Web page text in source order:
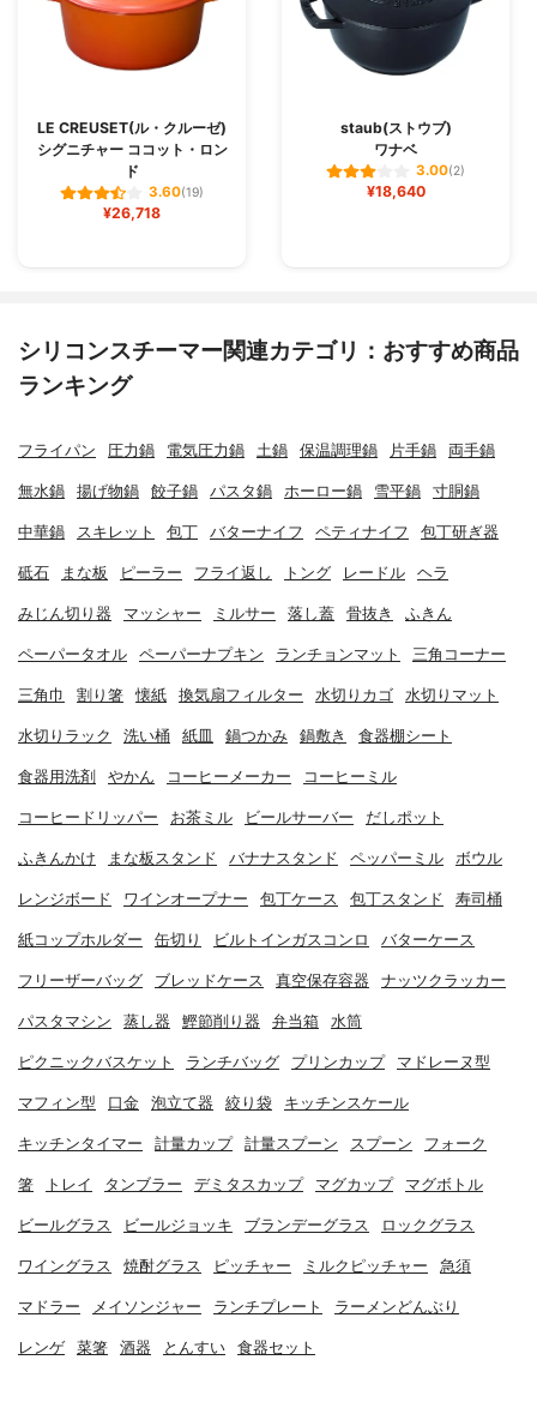
LE CREUSET(ル・クルーゼ)
シグニチャー ココット・ロン
ド
3.60(19)
¥26,718
staub(ストウブ)
ワナベ
3.00(2)
¥18,640
シリコンスチーマー関連カテゴリ：おすすめ商品
ランキング
フライパン 圧力鍋 電気圧力鍋 土鍋 保温調理鍋 片手鍋 両手鍋
無水鍋 揚げ物鍋 餃子鍋 パスタ鍋 ホーロー鍋 雪平鍋 寸胴鍋
中華鍋 スキレット 包丁 バターナイフ ペティナイフ 包丁研ぎ器
砥石 まな板 ピーラー フライ返し トング レードル ヘラ
みじん切り器 マッシャー ミルサー 落し蓋 骨抜き ふきん
ペーパータオル ペーパーナプキン ランチョンマット 三角コーナー
三角巾 割り箸 懐紙 換気扇フィルター 水切りカゴ 水切りマット
水切りラック 洗い桶 紙皿 鍋つかみ 鍋敷き 食器棚シート
食器用洗剤 やかん コーヒーメーカー コーヒーミル
コーヒードリッパー お茶ミル ビールサーバー だしポット
ふきんかけ まな板スタンド バナナスタンド ペッパーミル ボウル
レンジボード ワインオープナー 包丁ケース 包丁スタンド 寿司桶
紙コップホルダー 缶切り ビルトインガスコンロ バターケース
フリーザーバッグ ブレッドケース 真空保存容器 ナッツクラッカー
パスタマシン 蒸し器 鰹節削り器 弁当箱 水筒
ピクニックバスケット ランチバッグ プリンカップ マドレーヌ型
マフィン型 口金 泡立て器 絞り袋 キッチンスケール
キッチンタイマー 計量カップ 計量スプーン スプーン フォーク
箸 トレイ タンブラー デミタスカップ マグカップ マグボトル
ビールグラス ビールジョッキ ブランデーグラス ロックグラス
ワイングラス 焼酎グラス ピッチャー ミルクピッチャー 急須
マドラー メイソンジャー ランチプレート ラーメンどんぶり
レンゲ 菜箸 酒器 とんすい 食器セット